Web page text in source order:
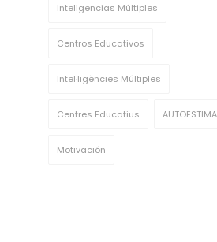
Inteligencias Múltiples
Centros Educativos
Intel·ligències Múltiples
Centres Educatius AUTOESTIMA
Motivación